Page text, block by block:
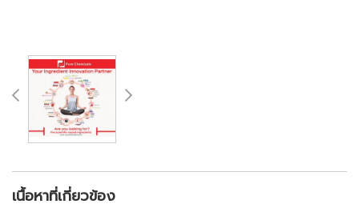
เนื้อหาที่เกี่ยวข้อง